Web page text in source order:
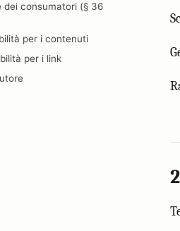
dei consumatori (§ 36
per i contenuti
per i link